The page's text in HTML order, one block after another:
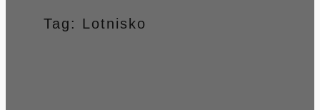
Tag: Lotnisko